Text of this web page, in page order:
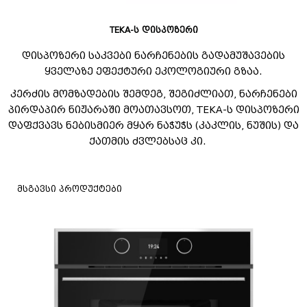
TEKA-ს დისპოზერი
დისპოზერი საკვები ნარჩენების გადამუშავების
ყველაზე ეფექტური ეკოლოგიური გზაა.
კერძის მომზადების შემდეგ, შეგიძლიათ, ნარჩენები
პირდაპირ ნიჟარაში მოათავსოთ, TEKA-ს დისპოზერი
დაფქვავს ნებისმიერ მყარ ნაჭუჭს (კაკლის, ნუშის) და
ქათმის ძვლებსაც კი.
მსგავსი პროდუქტები